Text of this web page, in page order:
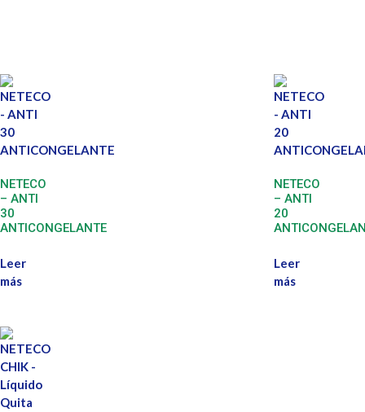
NETECO
– ANTI
30
ANTICONGELANTE
Leer
más
NETECO
– ANTI
20
Leer
más